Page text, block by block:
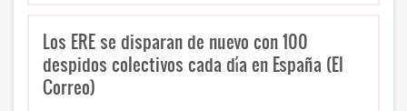
Los ERE se disparan de nuevo con 100
despidos colectivos cada día en España (El
Correo)